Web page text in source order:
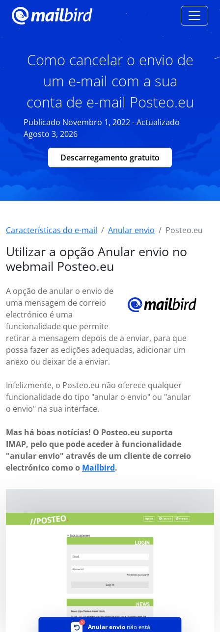
Como cancelar o envio de
um e-mail com a sua
conta de e-mail Posteo.eu
Publicado Novembro 1, 2022 - Actualizado
Agosto 3, 2026
Descarregamento gratuito
Características do e-mail Anular envio Posteo.eu
Utilizar a opção Anular envio no
webmail Posteo.eu
A opção de anular o envio de
uma mensagem de correio
electrónico é uma
funcionalidade que permite
retirar a mensagem depois de a enviar, para que
possa fazer as edições adequadas, adicionar um
anexo ou deixar de a enviar.
Infelizmente, o Posteo.eu não oferece qualquer
funcionalidade do tipo "anular o envio" ou "anular
o envio" na sua interface.
Mas há boas notícias! O Posteo.eu suporta
IMAP, pelo que pode aceder à funcionalidade
"anular envio" através de um cliente de correio
electrónico como o Mailbird.
Anular envionão está